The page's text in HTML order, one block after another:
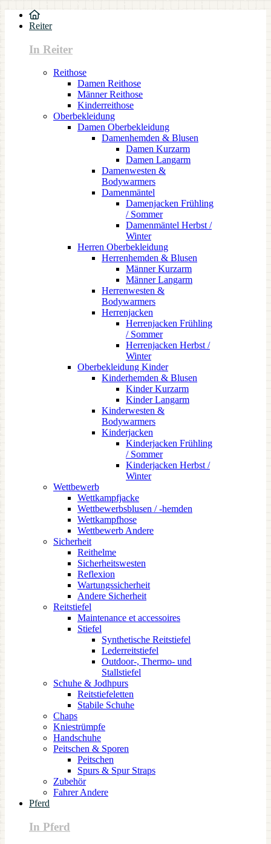
Reiter
In Reiter
Reithose
Damen Reithose
Männer Reithose
Kinderreithose
Oberbekleidung
Damen Oberbekleidung
Damenhemden & Blusen
Damen Kurzarm
Damen Langarm
Damenwesten &
Bodywarmers
Damenmäntel
Damenjacken Frühling
/ Sommer
Damenmäntel Herbst /
Winter
Herren Oberbekleidung
Herrenhemden & Blusen
Männer Kurzarm
Männer Langarm
Herrenwesten &
Bodywarmers
Herrenjacken
Herrenjacken Frühling
/ Sommer
Herrenjacken Herbst /
Winter
Oberbekleidung Kinder
Kinderhemden & Blusen
Kinder Kurzarm
Kinder Langarm
Kinderwesten &
Bodywarmers
Kinderjacken
Kinderjacken Frühling
/ Sommer
Kinderjacken Herbst /
Winter
Wettbewerb
Wettkampfjacke
Wettbewerbsblusen / -hemden
Wettkampfhose
Wettbewerb Andere
Sicherheit
Reithelme
Sicherheitswesten
Reflexion
Wartungssicherheit
Andere Sicherheit
Reitstiefel
Maintenance et accessoires
Stiefel
Synthetische Reitstiefel
Lederreitstiefel
Outdoor-, Thermo- und
Stallstiefel
Schuhe & Jodhpurs
Reitstiefeletten
Stabile Schuhe
Chaps
Kniestrümpfe
Handschuhe
Peitschen & Sporen
Peitschen
Spurs & Spur Straps
Zubehör
Fahrer Andere
Pferd
In Pferd